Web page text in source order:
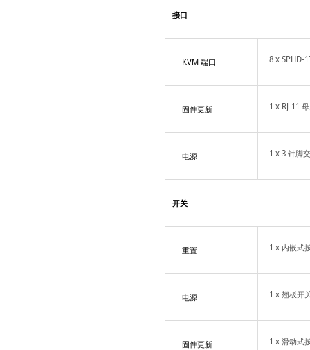
接口
KVM 端口 8 x SPHD-
固件更新 1 x RJ-11
电源 1 x 3 针脚
开关
重置 1 x 内嵌式
电源 1 x 翘板开
固件更新 1 x 滑动式